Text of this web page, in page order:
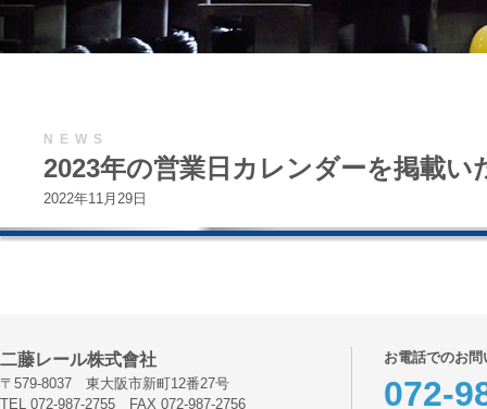
NEWS
2023年の営業日カレンダーを掲載い
2022年11月29日
二藤レール株式會社
〒579-8037 東大阪市新町12番27号
TEL 072-987-2755 FAX 072-987-2756
お電話でのお問
072-